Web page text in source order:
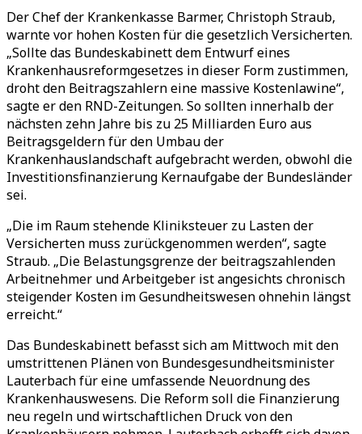
Der Chef der Krankenkasse Barmer, Christoph Straub,
warnte vor hohen Kosten für die gesetzlich Versicherten.
„Sollte das Bundeskabinett dem Entwurf eines
Krankenhausreformgesetzes in dieser Form zustimmen,
droht den Beitragszahlern eine massive Kostenlawine“,
sagte er den RND-Zeitungen. So sollten innerhalb der
nächsten zehn Jahre bis zu 25 Milliarden Euro aus
Beitragsgeldern für den Umbau der
Krankenhauslandschaft aufgebracht werden, obwohl die
Investitionsfinanzierung Kernaufgabe der Bundesländer
sei.
„Die im Raum stehende Kliniksteuer zu Lasten der
Versicherten muss zurückgenommen werden“, sagte
Straub. „Die Belastungsgrenze der beitragszahlenden
Arbeitnehmer und Arbeitgeber ist angesichts chronisch
steigender Kosten im Gesundheitswesen ohnehin längst
erreicht.“
Das Bundeskabinett befasst sich am Mittwoch mit den
umstrittenen Plänen von Bundesgesundheitsminister
Lauterbach für eine umfassende Neuordnung des
Krankenhauswesens. Die Reform soll die Finanzierung
neu regeln und wirtschaftlichen Druck von den